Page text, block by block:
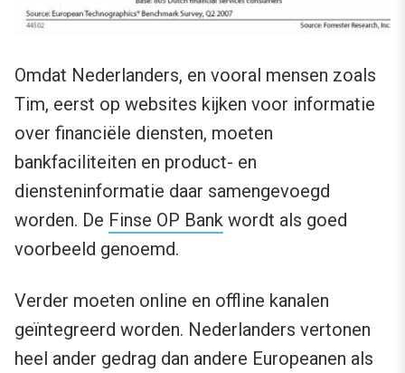
Omdat Nederlanders, en vooral mensen zoals
Tim, eerst op websites kijken voor informatie
over financiële diensten, moeten
bankfaciliteiten en product- en
diensteninformatie daar samengevoegd
worden. De Finse OP Bank wordt als goed
voorbeeld genoemd.
Verder moeten online en offline kanalen
geïntegreerd worden. Nederlanders vertonen
heel ander gedrag dan andere Europeanen als